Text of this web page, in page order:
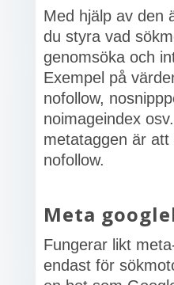
Med hjälp av den
du styra vad
genomsöka och
Exempel på
nofollow,
noimageindex
metataggen är
nofollow.
Meta
Fungerar likt
endast för